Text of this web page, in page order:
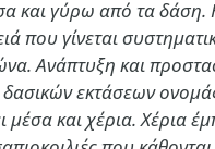
και γύρω από τα
που γίνεται
Ανάπτυξη και
εκτάσεων
μέσα και χέρια. Χέρια